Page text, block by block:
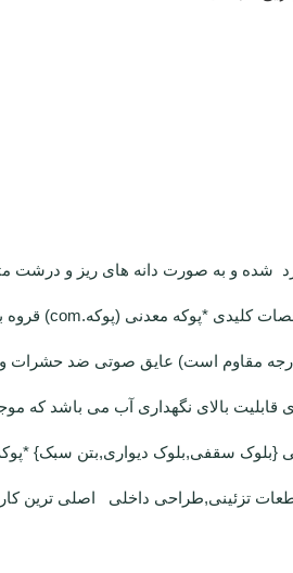
و به صورت دانه های ریز و درشت
گرم برمتر مکعب) عایق حرارتی و برودتی (نقطه ذوب ۱۳۴۲ درجه و تا
قابلیت بالای نگهداری آب می باشد که